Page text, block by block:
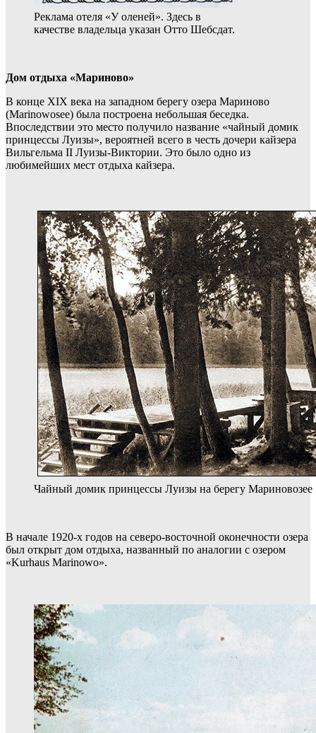
Реклама отеля «У оленей». Здесь в
качестве владельца указан Отто Шебсдат.
Дом отдыха «Мариново»
В конце XIX века на западном берегу озера Мариново
(Marinowosee) была построена небольшая беседка.
Впоследствии это место получило название «чайный домик
принцессы Луизы», вероятней всего в честь дочери кайзера
Вильгельма II Луизы-Виктории. Это было одно из
любимейших мест отдыха кайзера.
Чайный домик принцессы Луизы на берегу Мариновозее
В начале 1920-х годов на северо-восточной оконечности озера
был открыт дом отдыха, названный по аналогии с озером
«Kurhaus Marinowo».